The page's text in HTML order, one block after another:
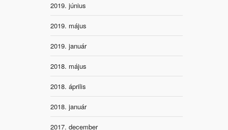
2019. június
2019. május
2019. január
2018. május
2018. április
2018. január
2017. december